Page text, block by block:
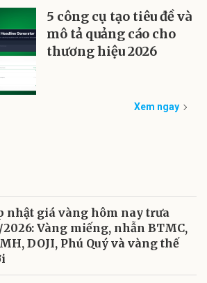
5 công cụ tạo tiêu đề và
mô tả quảng cáo cho
thương hiệu 2026
Xem ngay
nhật giá vàng hôm nay trưa
2026: Vàng miếng, nhẫn BTMC,
DOJI, Phú Quý và vàng thế